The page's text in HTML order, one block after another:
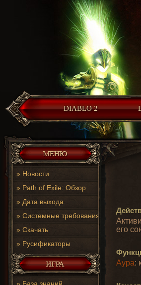
DIABLO 2
» Новости
» Path of Exile: Обзор
» Дата выхода
» Системные требования
» Скачать
» Русификаторы
его
Аура: